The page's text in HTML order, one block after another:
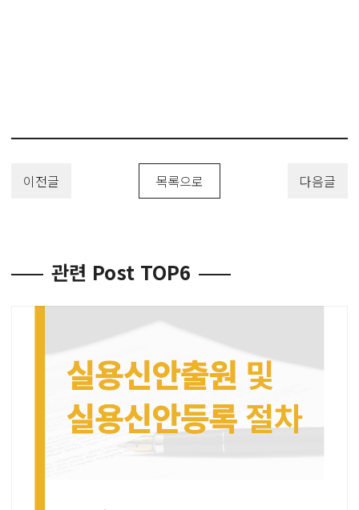
이전글 목록으로 다음글
관련 Post TOP6